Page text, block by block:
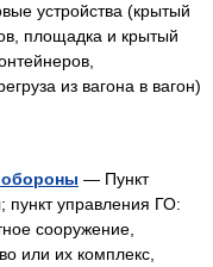
устройства (крытый
площадка и крытый
из вагона в вагон)
обороны — Пункт
пункт управления ГО:
сооружение,
или их комплекс,